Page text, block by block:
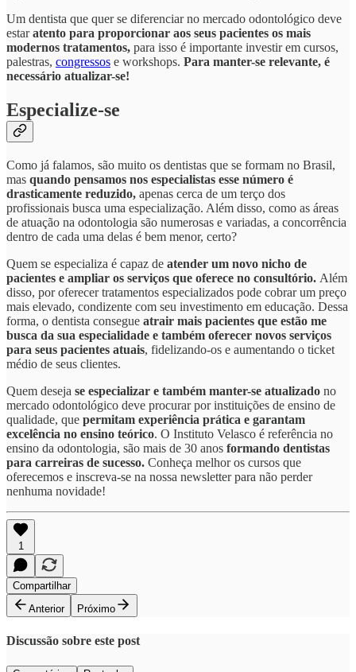
Um dentista que quer se diferenciar no mercado odontológico deve
estaratento para proporcionar aos seus pacientes os mais
modernos tratamentos, para isso é importante investir em cursos,
palestras, congressos e workshops. Para manter-se relevante, é
necessário atualizar-se!
Especialize-se
Como já falamos, são muito os dentistas que se formam no Brasil,
mas quando pensamos nos especialistas esse número é
drasticamente reduzido, apenas cerca de um terço dos
profissionais busca uma especialização. Além disso, como as áreas
de atuação na odontologia são numerosas e variadas, a concorrência
dentro de cada uma delas é bem menor, certo?
Quem se especializa é capaz de atender um novo nicho de
pacientes e ampliar os serviços que oferece no consultório. Além
disso, por oferecer tratamentos especializados pode cobrar um preço
mais elevado, condizente com seu investimento em educação. Dessa
forma, o dentista consegue atrair mais pacientes que estão me
busca da sua especialidade e também oferecer novos serviços
para seus pacientes atuais, fidelizando-os e aumentando o ticket
médio de seus clientes.
Quem deseja se especializar e também manter-se atualizado no
mercado odontológico deve procurar por instituições de ensino de
qualidade, que permitam experiência prática e garantam
excelência no ensino teórico. O Instituto Velasco é referência no
ensino da odontologia, são mais de 30 anos formando dentistas
para carreiras de sucesso. Conheça melhor os cursos que
oferecemos e inscreva-se na nossa newsletter para não perder
nenhuma novidade!
1
Compartilhar
Anterior
Próximo
Discussão sobre este post